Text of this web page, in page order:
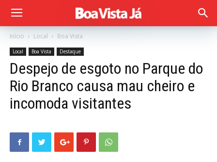
Início Local Boa Vista
Local Boa Vista Destaque
Despejo de esgoto no Parque do
Rio Branco causa mau cheiro e
incomoda visitantes